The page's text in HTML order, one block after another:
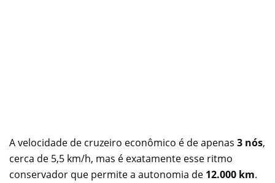
A velocidade de cruzeiro econômico é de apenas 3 nós,
cerca de 5,5 km/h, mas é exatamente esse ritmo
conservador que permite a autonomia de 12.000 km.